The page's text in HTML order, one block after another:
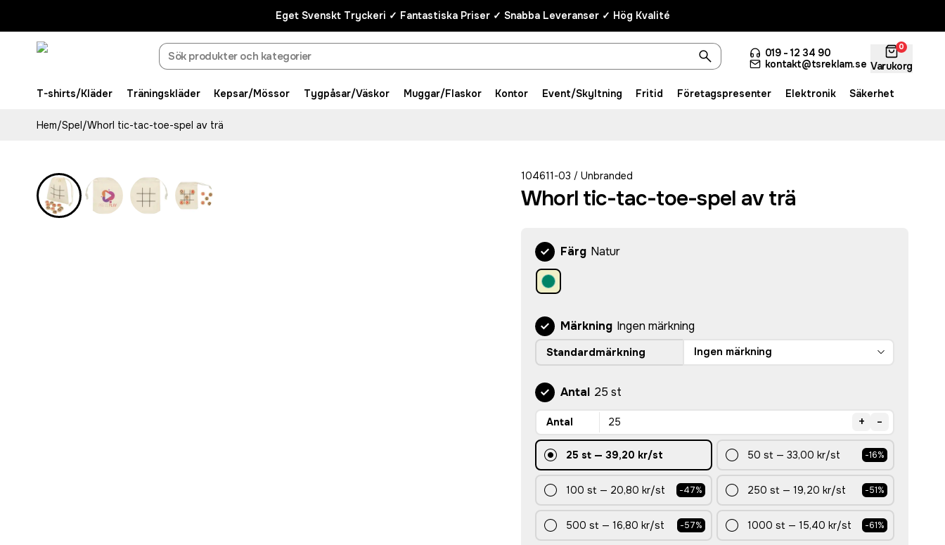
Eget Svenskt Tryckeri ✓ Fantastiska Priser ✓ Snabba Leveranser ✓ Hög Kvalité
019 - 12 34 90
kontakt@tsreklam.se
0
Varukorg
T-shirts/Kläder Träningskläder Kepsar/Mössor Tygpåsar/Väskor Muggar/Flaskor Kontor Event/Skyltning Fritid Företagspresenter Elektronik Säkerhet
Hem/Spel/Whorl tic-tac-toe-spel av trä
104611-03 / Unbranded
Whorl tic-tac-toe-spel av trä
Färg Natur
Märkning Ingen märkning
Standardmärkning Ingen märkning
Antal 25 st
Antal + -
25 st— 39,20 kr/st 50 st —33,00 kr/st -16%
100 st — 20,80 kr/st -47% 250 st —19,20 kr/st -51%
500 st — 16,80 kr/st -57% 1000 st —15,40 kr/st -61%